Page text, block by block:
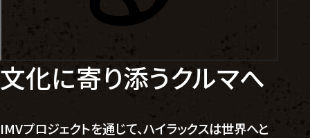
文化に寄り添うクルマへ
IMVプロジェクトを通じて、ハイラックスは世界へと